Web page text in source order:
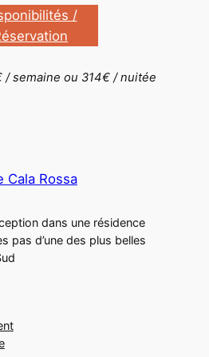
/
/ semaine ou 314€ / nuitée
Cala Rossa
dans une résidence
pas d’une des plus belles